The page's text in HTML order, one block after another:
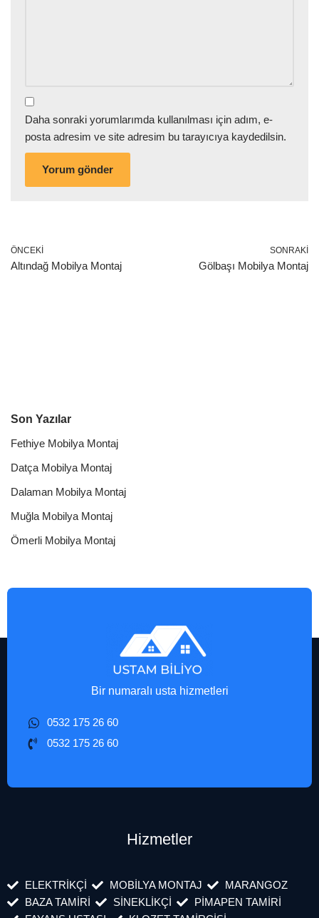
Daha sonraki yorumlarımda kullanılması için adım, e-
posta adresim ve site adresim bu tarayıcıya kaydedilsin.
ÖNCEKI
Altındağ Mobilya Montaj
SONRAKI
Gölbaşı Mobilya Montaj
Son Yazılar
Fethiye Mobilya Montaj
Datça Mobilya Montaj
Dalaman Mobilya Montaj
Muğla Mobilya Montaj
Ömerli Mobilya Montaj
Bir numaralı usta hizmetleri
0532 175 26 60
0532 175 26 60
Hizmetler
ELEKTRİKÇİ MOBİLYA MONTAJ
MARANGOZ
BAZA TAMİRİ
SİNEKLİKÇİ
PİMAPEN TAMİRİ